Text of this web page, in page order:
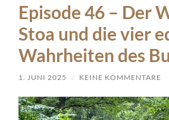
Episode 46 – Der
Stoa und die vier
Wahrheiten des
1. JUNI 2025 / KEINE KOMMENTARE